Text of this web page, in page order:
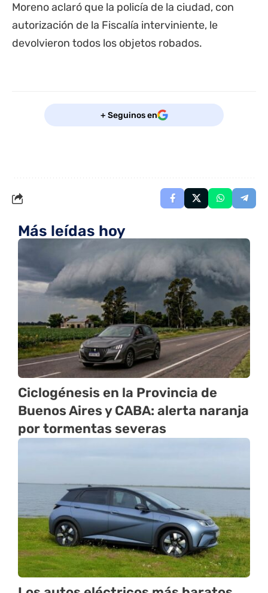
Moreno aclaró que la policía de la ciudad, con
autorización de la Fiscalía interviniente, le
devolvieron todos los objetos robados.
+ Seguinos en
Más leídas hoy
Ciclogénesis en la Provincia de
Buenos Aires y CABA: alerta naranja
por tormentas severas